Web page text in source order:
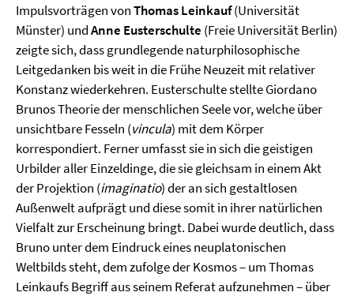
Impulsvorträgen vonThomas Leinkauf(Universität
Münster) undAnne Eusterschulte (Freie Universität Berlin)
zeigte sich, dass grundlegende naturphilosophische
Leitgedanken bis weit in die Frühe Neuzeit mit relativer
Konstanz wiederkehren. Eusterschulte stellte Giordano
Brunos Theorie der menschlichen Seele vor, welche über
unsichtbare Fesseln (vincula) mit dem Körper
korrespondiert. Ferner umfasst sie in sich die geistigen
Urbilder aller Einzeldinge, die sie gleichsam in einem Akt
der Projektion (imaginatio) der an sich gestaltlosen
Außenwelt aufprägt und diese somit in ihrer natürlichen
Vielfalt zur Erscheinung bringt. Dabei wurde deutlich, dass
Bruno unter dem Eindruck eines neuplatonischen
Weltbilds steht, dem zufolge der Kosmos – um Thomas
Leinkaufs Begriff aus seinem Referat aufzunehmen – über